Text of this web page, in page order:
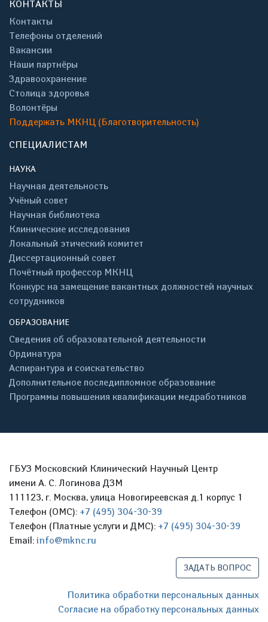
КОНТАКТЫ
Контакты
Телефоны отделений
Вакансии
Наши партнёры
Здравоохранение
Столица здоровья
Волонтёры
Поддержать МКНЦ (Благотворительность)
СПЕЦИАЛИСТАМ
НАУКА
Научная деятельность
Учёный совет
Научная библиотека
Клинические исследования
Локальный этический комитет
Диссертационный совет
Почётный профессор МКНЦ
Конкурс на замещение вакантных должностей научных
сотрудников
ОБРАЗОВАНИЕ
Сведения об образовательной деятельности
Ординатура
Аспирантура и соискательство
Дополнительное последипломное образование
Программы повышения квалификации медработников
ГБУЗ Московский Клинический Научный Центр
имени А. С. Логинова ДЗМ
111123, г. Москва, улица Новогиреевская д.1 корпус 1
Телефон (ОМС): +7 (495) 304-30-39
Телефон (Платные услуги и ДМС): +7 (495) 304-30-39
Email: info@mknc.ru
ЗАДАТЬ ВОПРОС
Политика обработки персональных данных
Согласие на обработку персональных данных